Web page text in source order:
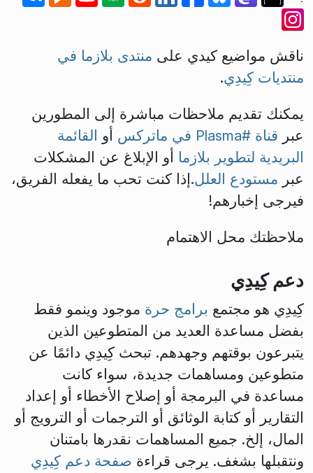
ناقش مواضيع كيدي على منتدى بلازما في
منتديات كِيدِي.
يمكنك تقديم ملاحظات مباشرة إلى المطورين
عبر قناة #Plasma في ماتركس أو القائمة
البريدية لتطوير بلازما أو الإبلاغ عن المشكلات
عبر مستودع العلل.إذا كنت تحب ما يفعله الفريق،
فيرجى إخبارهم!
ملاحظتك محل الاهتمام
دعم كِيدِي
كِيدِي هو مجتمع برامج حرة موجود وينمو فقط
بفضل مساعدة العديد من المتطوعين الذين
يتبرعون بوقتهم وجهدهم. تبحث كِيدِي دائمًا عن
متطوعين ومساهمات جديدة، سواء كانت
مساعدة في البرمجة أو إصلاح الأخطاء أو إعداد
التقارير أو كتابة الوثائق أو الترجمات أو الترويج أو
المال، إلخ. جميع المساهمات نقدرها بامتنان
ونتقبلها بشغف. يرجى قراءة صفحة دعم كِيدِي